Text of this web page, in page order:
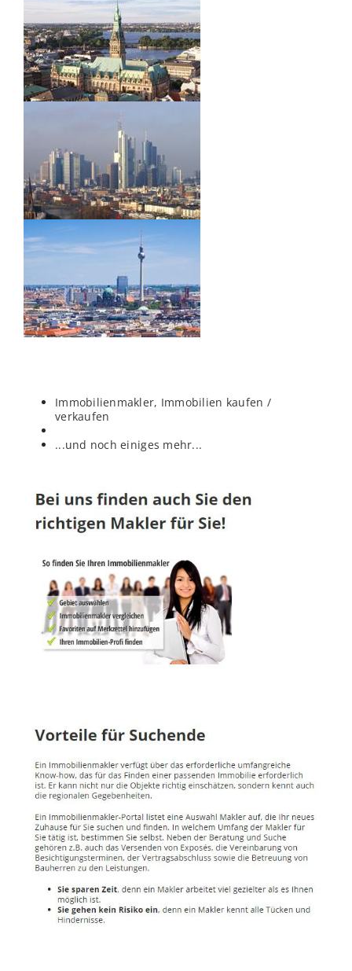
Immobilienmakler, Immobilien kaufen /
verkaufen
...und noch einiges mehr...